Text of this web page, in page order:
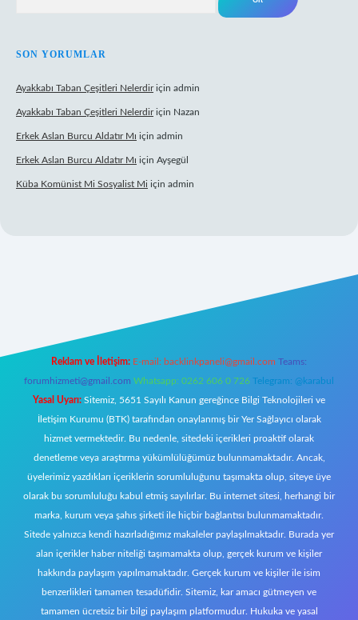
SON YORUMLAR
Ayakkabı Taban Çeşitleri Nelerdiriçin admin
Ayakkabı Taban Çeşitleri Nelerdiriçin Nazan
Erkek Aslan Burcu Aldatır Mı için admin
Erkek Aslan Burcu Aldatır Mı için Ayşegül
Küba Komünist Mi Sosyalist Mi için admin
Reklam ve İletişim: E-mail: backlinkpaneli@gmail.com Teams:
forumhizmeti@gmail.com Whatsapp: 0262 606 0 726 Telegram: @karabul
Yasal Uyarı: Sitemiz, 5651 Sayılı Kanun gereğince Bilgi Teknolojileri ve
İletişim Kurumu (BTK) tarafından onaylanmış bir Yer Sağlayıcı olarak
hizmet vermektedir. Bu nedenle, sitedeki içerikleri proaktif olarak
denetleme veya araştırma yükümlülüğümüz bulunmamaktadır. Ancak,
üyelerimiz yazdıkları içeriklerin sorumluluğunu taşımakta olup, siteye üye
olarak bu sorumluluğu kabul etmiş sayılırlar. Bu internet sitesi, herhangi bir
marka, kurum veya şahıs şirketi ile hiçbir bağlantısı bulunmamaktadır.
Sitede yalnızca kendi hazırladığımız makaleler paylaşılmaktadır. Burada yer
alan içerikler haber niteliği taşımamakta olup, gerçek kurum ve kişiler
hakkında paylaşım yapılmamaktadır. Gerçek kurum ve kişiler ile isim
benzerlikleri tamamen tesadüfidir. Sitemiz, kar amacı gütmeyen ve
tamamen ücretsiz bir bilgi paylaşım platformudur. Hukuka ve yasal